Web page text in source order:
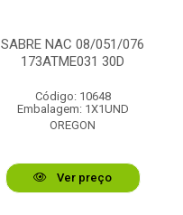
SABRE NAC 08/051/076
173ATME031 30D
Código: 10648
Embalagem: 1X1UND
OREGON
Ver preço